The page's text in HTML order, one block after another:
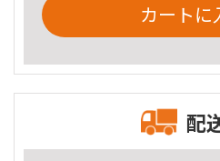
カートに
配